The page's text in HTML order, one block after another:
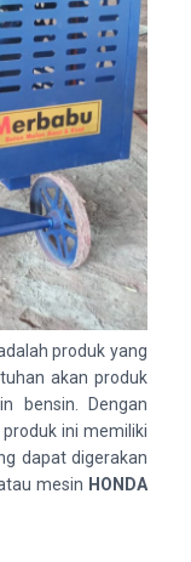
produk yang
akan produk
bensin. Dengan
produk ini memiliki
dapat digerakan
mesin HONDA